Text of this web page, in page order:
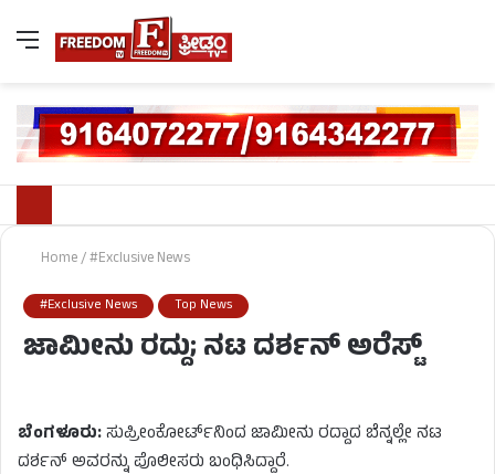
Home/#Exclusive News
#Exclusive News Top News
ಜಾಮೀನು ರದ್ದು; ನಟ ದರ್ಶನ್​ ಅರೆಸ್ಟ್
ಬೆಂಗಳೂರು:ಸುಪ್ರೀಂಕೋರ್ಟ್​ನಿಂದ ಜಾಮೀನು ರದ್ದಾದ ಬೆನ್ನಲ್ಲೇ ನಟ
ದರ್ಶನ್​ ಅವರನ್ನು ಪೊಲೀಸರು ಬಂಧಿಸಿದ್ದಾರೆ.